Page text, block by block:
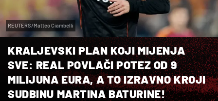
REUTERS/Matteo Ciambelli
KRALJEVSKI PLAN KOJI MIJENJA
SVE: REAL POVLAČI POTEZ OD 9
MILIJUNA EURA, A TO IZRAVNO KROJI
SUDBINU MARTINA BATURINE!